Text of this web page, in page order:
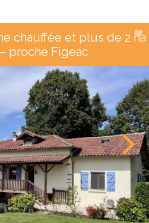
chauffée et plus de 2 ha
proche Figeac